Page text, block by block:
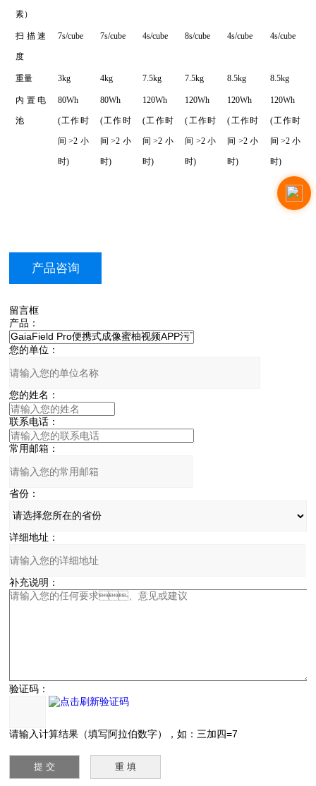
素）
扫描速
度
7s/cube 7s/cube 4s/cube 8s/cube 4s/cube 4s/cube
重量 3kg 4kg 7.5kg 7.5kg 8.5kg 8.5kg
内置电
池
80Wh
(工作时
间>2小
时)
80Wh
(工作时
间>2小
时)
120Wh
(工作时
间>2小
时)
120Wh
(工作时
间>2小
时)
120Wh
(工作时
间>2小
时)
120Wh
(工作时
间>2小
时)
产品咨询
留言框
产品：
您的单位：
您的姓名：
联系电话：
常用邮箱：
省份：
详细地址：
补充说明：
验证码：
请输入计算结果（填写阿拉伯数字），如：三加四=7